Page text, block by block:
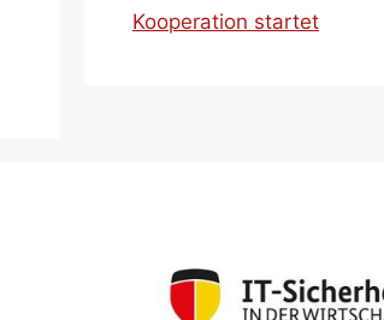
Kooperation startet